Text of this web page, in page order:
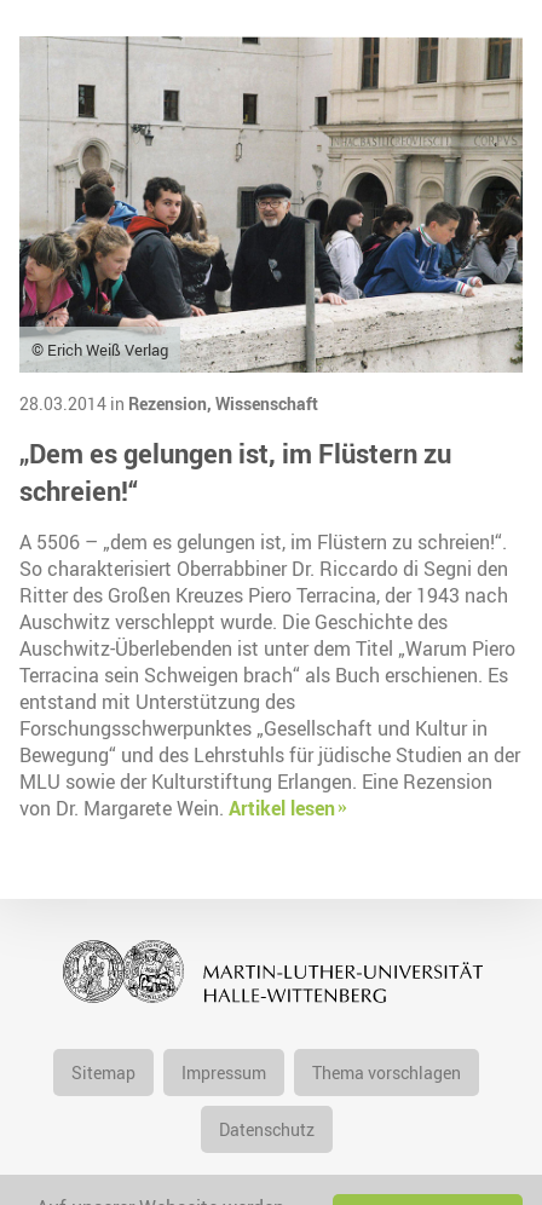
© Erich Weiß Verlag
28.03.2014 in Rezension, Wissenschaft
„Dem es gelungen ist, im Flüstern zu
schreien!“
A 5506 – „dem es gelungen ist, im Flüstern zu schreien!“.
So charakterisiert Oberrabbiner Dr. Riccardo di Segni den
Ritter des Großen Kreuzes Piero Terracina, der 1943 nach
Auschwitz verschleppt wurde. Die Geschichte des
Auschwitz-Überlebenden ist unter dem Titel „Warum Piero
Terracina sein Schweigen brach“ als Buch erschienen. Es
entstand mit Unterstützung des
Forschungsschwerpunktes „Gesellschaft und Kultur in
Bewegung“ und des Lehrstuhls für jüdische Studien an der
MLU sowie der Kulturstiftung Erlangen. Eine Rezension
von Dr. Margarete Wein. Artikel lesen
Sitemap Impressum Thema vorschlagen
Datenschutz